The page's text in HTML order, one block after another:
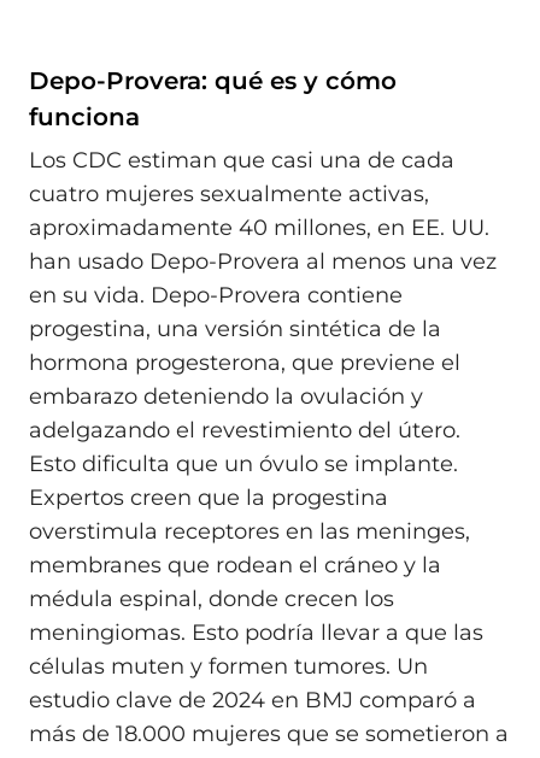
Depo-Provera: qué es y cómo
funciona
Los CDC estiman que casi una de cada
cuatro mujeres sexualmente activas,
aproximadamente 40 millones, en EE. UU.
han usado Depo-Provera al menos una vez
en su vida. Depo-Provera contiene
progestina, una versión sintética de la
hormona progesterona, que previene el
embarazo deteniendo la ovulación y
adelgazando el revestimiento del útero.
Esto dificulta que un óvulo se implante.
Expertos creen que la progestina
overstimula receptores en las meninges,
membranes que rodean el cráneo y la
médula espinal, donde crecen los
meningiomas. Esto podría llevar a que las
células muten y formen tumores. Un
estudio clave de 2024 en BMJ comparó a
más de 18.000 mujeres que se sometieron a